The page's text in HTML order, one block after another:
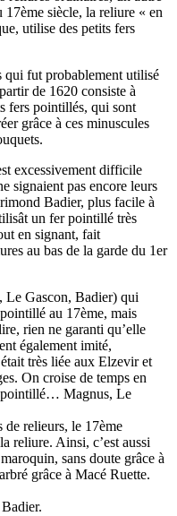
17ème siècle, la reliure « en
utilise des petits fers
qui fut probablement utilisé
de 1620 consiste à
fers pointillés, qui sont
grâce à ces minuscules
excessivement difficile
signaient pas encore leurs
Badier, plus facile à
un fer pointillé très
en signant, fait
au bas de la garde du 1er
Le Gascon, Badier) qui
au 17ème, mais
rien ne garanti qu’elle
également imité,
très liée aux Elzevir et
On croise de temps en
pointillé… Magnus, Le
de relieurs, le 17ème
reliure. Ainsi, c’est aussi
sans doute grâce à
grâce à Macé Ruette.